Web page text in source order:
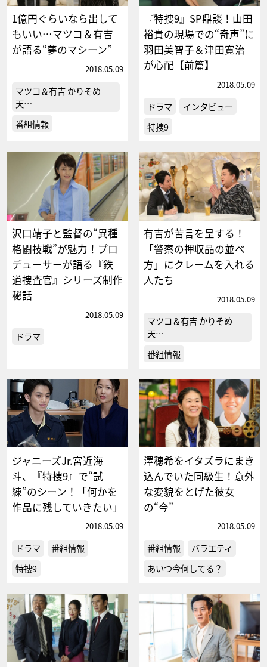
1億円ぐらいなら出して
もいい…マツコ＆有吉
が語る“夢のマシーン”
2018.05.09
マツコ＆有吉 かりそめ
天…
番組情報
『特捜9』SP鼎談！山田
裕貴の現場での“奇声”に
羽田美智子＆津田寛治
が心配【前篇】
2018.05.09
ドラマ
インタビュー
特捜9
沢口靖子と監督の“異種
格闘技戦”が魅力！プロ
デューサーが語る『鉄
道捜査官』シリーズ制作
秘話
2018.05.09
ドラマ
有吉が苦言を呈する！
「警察の押収品の並べ
方」にクレームを入れる
人たち
2018.05.09
マツコ＆有吉 かりそめ
天…
番組情報
ジャニーズJr.宮近海
斗、『特捜9』で“試
練”のシーン！「何かを
作品に残していきたい」
2018.05.09
ドラマ
番組情報
特捜9
澤穂希をイタズラにまき
込んでいた同級生！意外
な変貌をとげた彼女
の“今”
2018.05.09
番組情報
バラエティ
あいつ今何してる？